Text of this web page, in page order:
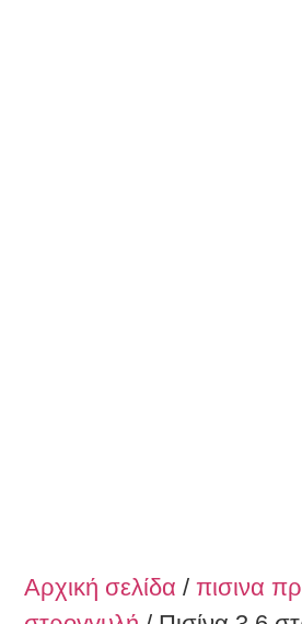
Αρχική σελίδα /πισινα